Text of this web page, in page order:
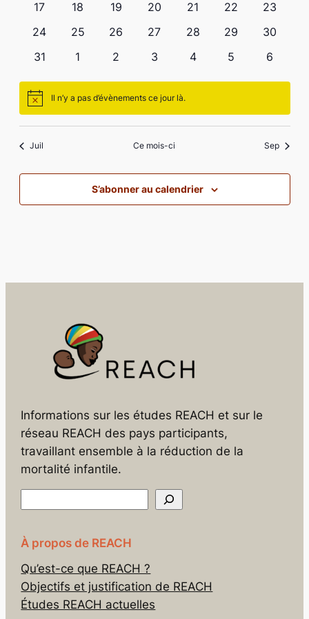
0
17
0
18
0
19
0
20
0
21
0
22
0
23
0
24
0
25
0
26
0
27
0
28
0
29
0
30
0
31
0
1
0
2
0
3
0
4
0
5
0
6
NoticeIl n’y a pas d’évènements ce jour là.
Juil Ce mois-ci Sep
S’abonner au calendrier
Informations sur les études REACH et sur le
réseau REACH des pays participants,
travaillant ensemble à la réduction de la
mortalité infantile.
e
h
r
c
h
À propos de REACH
Qu’est-ce que REACH ?
Objectifs et justification de REACH
Études REACH actuelles